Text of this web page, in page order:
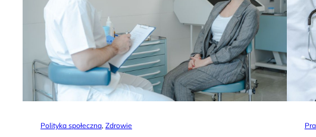
Polityka społeczna, Zdrowie